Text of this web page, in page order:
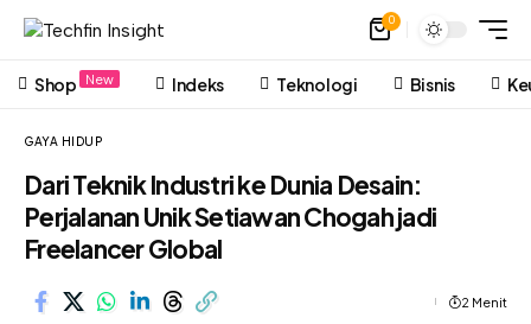
0
Shop New Indeks Teknologi Bisnis
GAYA HIDUP
Dari Teknik Industri ke Dunia Desain:
Perjalanan Unik Setiawan Chogah jadi
Freelancer Global
2 Menit